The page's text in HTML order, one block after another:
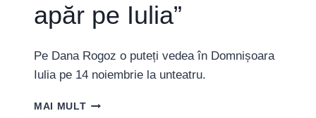
apăr pe Iulia”
Pe Dana Rogoz o puteți vedea în Domnișoara
Iulia pe 14 noiembrie la unteatru.
MAI MULTDANA